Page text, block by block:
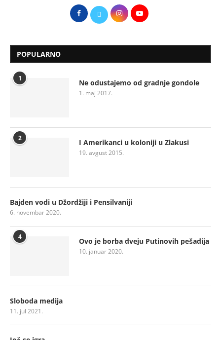
POPULARNO
1 Ne odustajemo od gradnje gondole
1. maj 2017.
2 I Amerikanci u koloniji u Zlakusi
19. avgust 2015.
Bajden vodi u Džordžiji i Pensilvaniji
6. novembar 2020.
4 Ovo je borba dveju Putinovih pešadija
10. januar 2020.
Sloboda medija
11. jul 2021.